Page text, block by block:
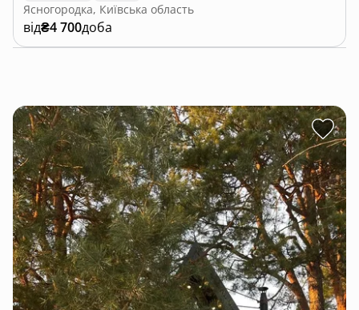
Ясногородка, Київська область
від₴4 700доба